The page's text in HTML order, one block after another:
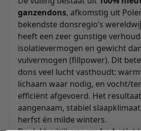
ganzendons, afkomstig uit
bekendste donsregio’s
heeft een zeer gunstige
isolatievermogen en gewicht
vulvermogen (fillpower). Dit
dons veel lucht vasthoudt:
lichaam waar nodig, en vocht/
efficiënt afgevoerd. Het
aangenaam, stabiel
herfst én milde winters.